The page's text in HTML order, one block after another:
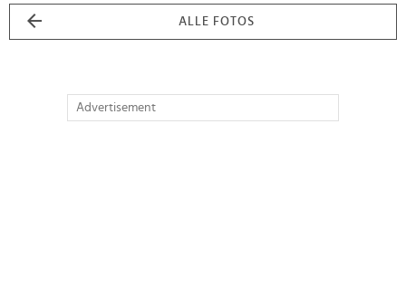
ALLE FOTOS
Advertisement